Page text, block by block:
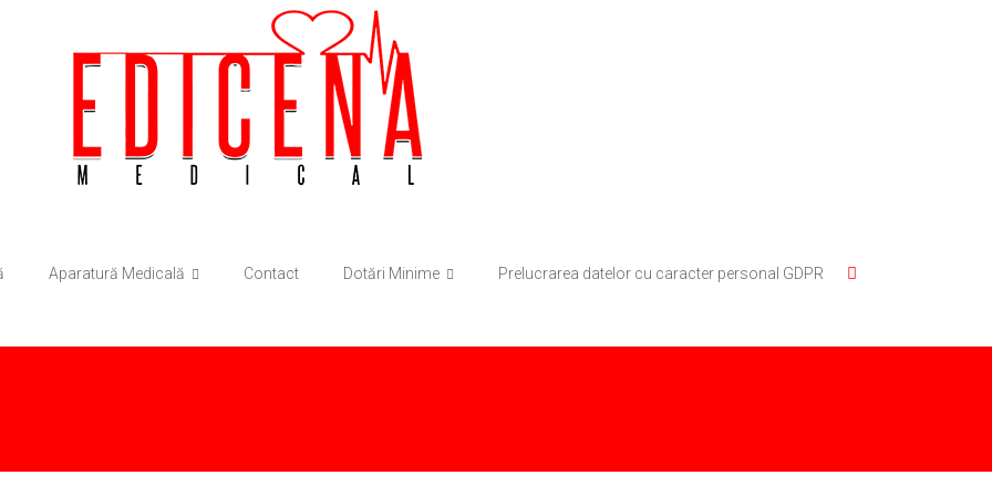
Aparatură Medicală Contact Dotări Minime Prelucrarea datelor cu caracter personal GDPR